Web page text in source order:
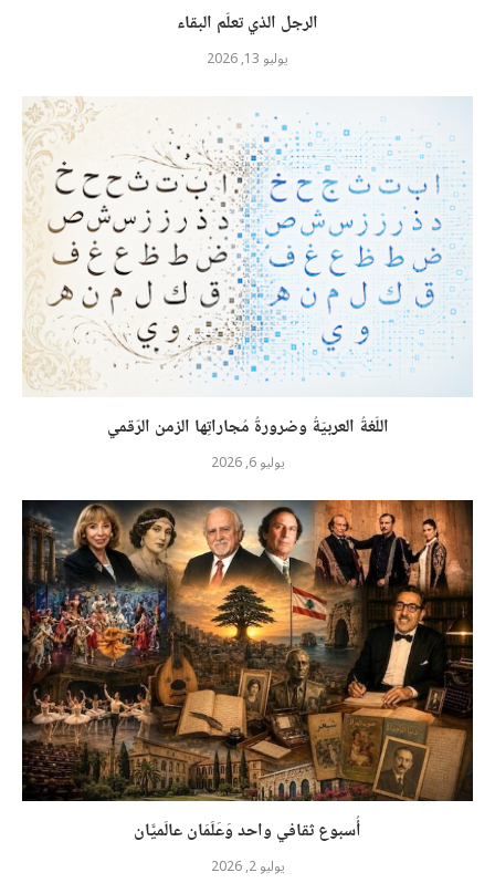
الرجل الذي تعلّم البقاء
يوليو 13, 2026
اللّغةُ العربيّةُ وضرورةُ مُجاراتِها الزمن الرّقمي
يوليو 6, 2026
أُسبوع ثقافي واحد وَعَلَمَان عالَميَّان
يوليو 2, 2026